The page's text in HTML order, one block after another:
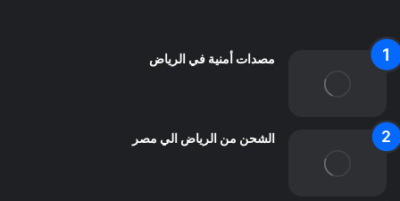
مصدات أمنية في الرياض
الشحن من الرياض الي مصر